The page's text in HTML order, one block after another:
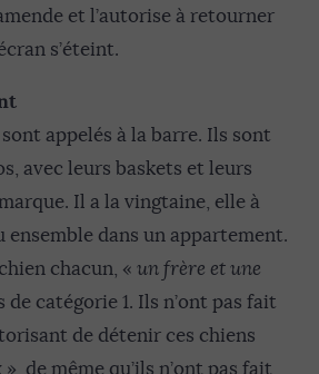
et l’autorise à retourner
s’éteint.
appelés à la barre. Ils sont
avec leurs baskets et leurs
Il a la vingtaine, elle à
ensemble dans un appartement.
chacun, « un frère et une
de catégorie 1. Ils n’ont pas fait
de détenir ces chiens
de même qu’ils n’ont pas fait